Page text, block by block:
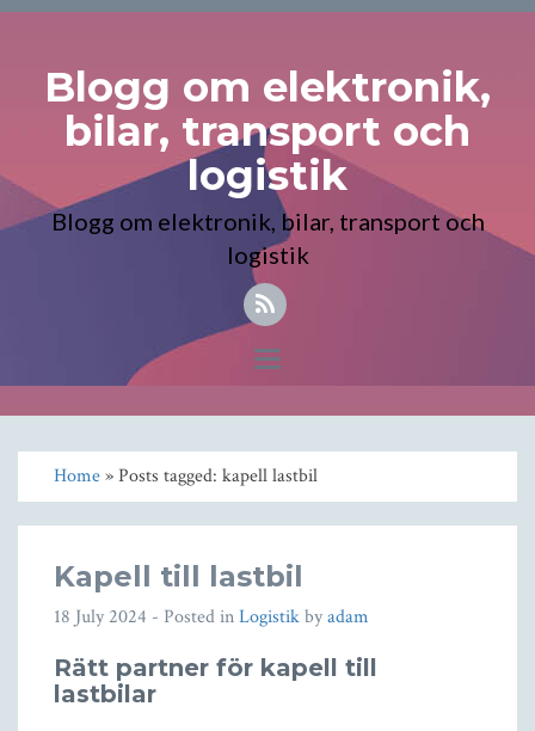
Blogg om elektronik,
bilar, transport och
logistik
Blogg om elektronik, bilar, transport och
logistik
Toggle
Home» Posts tagged: kapell lastbil
Kapell till lastbil
18 July 2024 - Posted inLogistikbyadam
Rätt partner för kapell till
lastbilar